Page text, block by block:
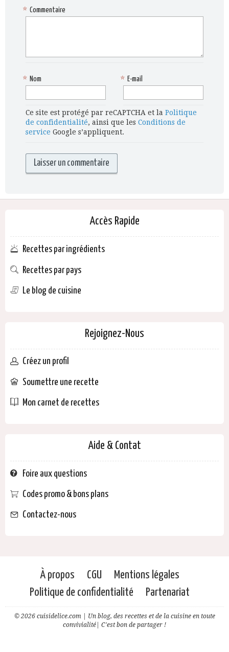
Commentaire
*
Nom
* E-mail
*
Ce site est protégé par reCAPTCHA et la Politique
de confidentialité, ainsi que les Conditions de
service Google s’appliquent.
Accès Rapide
Recettes par ingrédients
Recettes par pays
Le blog de cuisine
Rejoignez-Nous
Créez un profil
Soumettre une recette
Mon carnet de recettes
Aide & Contat
Foire aux questions
Codes promo & bons plans
Contactez-nous
À propos CGU
Mentions légales
Politique de confidentialité
Partenariat
© 2026 cuisidelice.com | Un blog, des recettes et de la cuisine en toute
convivialité| C'est bon de partager !